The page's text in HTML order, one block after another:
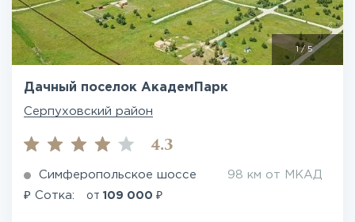
1 / 5
Дачный поселок АкадемПарк
Серпуховский район
4.3
Симферопольское шоссе 98 км от МКАД
₽ Сотка: от 109 000 ₽